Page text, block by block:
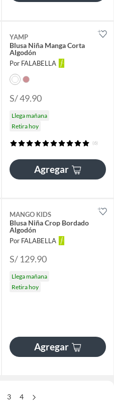
YAMP
Blusa Niña Manga Corta
Algodón
Por FALABELLA
S/ 49.90
Llega mañana
Retira hoy
(6)
Agregar
MANGO KIDS
Blusa Niña Crop Bordado
Algodón
Por FALABELLA
S/ 129.90
Llega mañana
Retira hoy
Agregar
3 4